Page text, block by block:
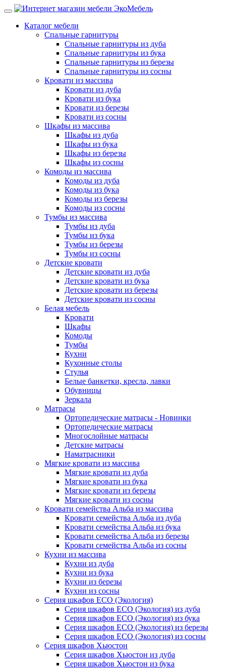
Каталог мебели
Спальные гарнитуры
Спальные гарнитуры из дуба
Спальные гарнитуры из бука
Спальные гарнитуры из березы
Спальные гарнитуры из сосны
Кровати из массива
Кровати из дуба
Кровати из бука
Кровати из березы
Кровати из сосны
Шкафы из массива
Шкафы из дуба
Шкафы из бука
Шкафы из березы
Шкафы из сосны
Комоды из массива
Комоды из дуба
Комоды из бука
Комоды из березы
Комоды из сосны
Тумбы из массива
Тумбы из дуба
Тумбы из бука
Тумбы из березы
Тумбы из сосны
Детские кровати
Детские кровати из дуба
Детские кровати из бука
Детские кровати из березы
Детские кровати из сосны
Белая мебель
Кровати
Шкафы
Комоды
Тумбы
Кухни
Кухонные столы
Стулья
Белые банкетки, кресла, лавки
Обувницы
Зеркала
Матрасы
Ортопедические матрасы - Новинки
Ортопедические матрасы
Многослойные матрасы
Детские матрасы
Наматрасники
Мягкие кровати из массива
Мягкие кровати из дуба
Мягкие кровати из бука
Мягкие кровати из березы
Мягкие кровати из сосны
Кровати семейства Альба из массива
Кровати семейства Альба из дуба
Кровати семейства Альба из бука
Кровати семейства Альба из березы
Кровати семейства Альба из сосны
Кухни из массива
Кухни из дуба
Кухни из бука
Кухни из березы
Кухни из сосны
Серия шкафов ECO (Экология)
Серия шкафов ECO (Экология) из дуба
Серия шкафов ECO (Экология) из бука
Серия шкафов ECO (Экология) из березы
Серия шкафов ECO (Экология) из сосны
Серия шкафов Хьюстон
Серия шкафов Хьюстон из дуба
Серия шкафов Хьюстон из бука